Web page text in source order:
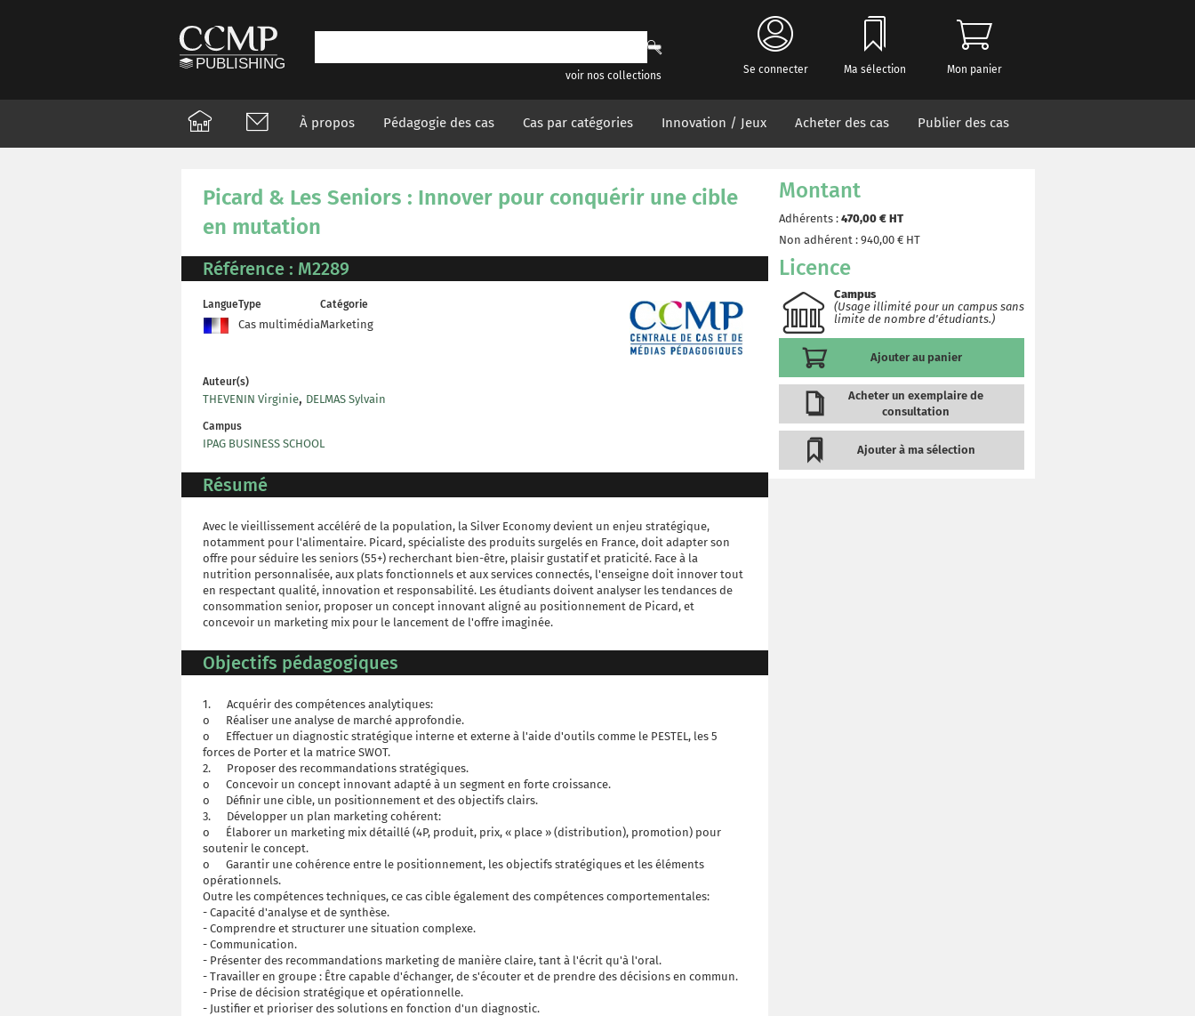
voir nos collections Se connecter Ma sélection Mon panier
À propos Pédagogie des cas Cas par catégories Innovation / Jeux Acheter des cas Publier des cas
Picard & Les Seniors : Innover pour conquérir une cible
en mutation
Référence : M2289
LangueType
Cas multimédia
Catégorie
Marketing
Auteur(s)
THEVENIN Virginie, DELMAS Sylvain
Campus
IPAG BUSINESS SCHOOL
Résumé
Avec le vieillissement accéléré de la population, la Silver Economy devient un enjeu stratégique,
notamment pour l'alimentaire. Picard, spécialiste des produits surgelés en France, doit adapter son
offre pour séduire les seniors (55+) recherchant bien-être, plaisir gustatif et praticité. Face à la
nutrition personnalisée, aux plats fonctionnels et aux services connectés, l'enseigne doit innover tout
en respectant qualité, innovation et responsabilité. Les étudiants doivent analyser les tendances de
consommation senior, proposer un concept innovant aligné au positionnement de Picard, et
concevoir un marketing mix pour le lancement de l'offre imaginée.
Objectifs pédagogiques
1. Acquérir des compétences analytiques:
o Réaliser une analyse de marché approfondie.
o Effectuer un diagnostic stratégique interne et externe à l'aide d'outils comme le PESTEL, les 5
forces de Porter et la matrice SWOT.
2. Proposer des recommandations stratégiques.
o Concevoir un concept innovant adapté à un segment en forte croissance.
o Définir une cible, un positionnement et des objectifs clairs.
3. Développer un plan marketing cohérent:
o Élaborer un marketing mix détaillé (4P, produit, prix, « place » (distribution), promotion) pour
soutenir le concept.
o Garantir une cohérence entre le positionnement, les objectifs stratégiques et les éléments
opérationnels.
Outre les compétences techniques, ce cas cible également des compétences comportementales:
- Capacité d'analyse et de synthèse.
- Comprendre et structurer une situation complexe.
- Communication.
- Présenter des recommandations marketing de manière claire, tant à l'écrit qu'à l'oral.
- Travailler en groupe : Être capable d'échanger, de s'écouter et de prendre des décisions en commun.
- Prise de décision stratégique et opérationnelle.
- Justifier et prioriser des solutions en fonction d'un diagnostic.
Montant
Adhérents : 470,00 € HT
Non adhérent : 940,00 € HT
Licence
Campus
(Usage illimité pour un campus sans
limite de nombre d'étudiants.)
Ajouter au panier
Acheter un exemplaire de
consultation
Ajouter à ma sélection